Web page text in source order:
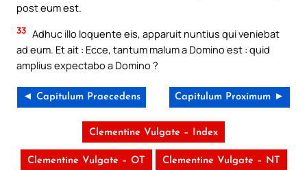
post eum est.
33 Adhuc illo loquente eis, apparuit nuntius qui veniebat
ad eum. Et ait : Ecce, tantum malum a Domino est : quid
amplius expectabo a Domino ?
◄ Capitulum Praecedens Capitulum Proximum ►
Clementine Vulgate – Index
Clementine Vulgate – OT Clementine Vulgate – NT